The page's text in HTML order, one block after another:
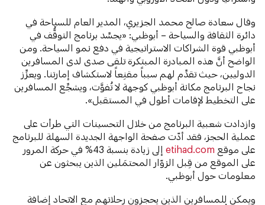
وقال سعادة صالح محمد الجزيري، المدير العام للسياحة في
دائرة الثقافة والسياحة – أبوظبي: «يجسِّد برنامج التوقُّف في
أبوظبي قوة الشراكات الاستراتيجية في دفع نمو السياحة. ومن
الواضح أنَّ هذه المبادرة المبتكرة تلقى صدى لدى المسافرين
الدوليين، حيث تقدِّم لهم سبباً مقنِعاً لاستكشاف إمارتنا. ويعزِّز
نجاح البرنامج مكانة أبوظبي كوجهة لا تُفوَّت، ويشجِّع المسافرين
على التخطيط لإقامات أطول في المستقبل».
وازدادت شعبية البرنامج من خلال التحسينات التي طرأت على
عملية الحجز، فقد أدّت صفحة الواجهة الجديدة السهلة للبرنامج
على موقع etihad.com
إلى زيادة بنسبة 43% في حركة المرور
على الموقع من قِبل الزوّار المحتمَلين الذين يبحثون عن
معلومات حول أبوظبي.
ويمكن للمسافرين الذين يحجزون رحلاتهم مع الاتحاد إضافة